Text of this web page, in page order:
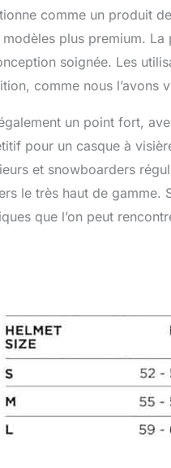
comme un produit
plus premium.
soignée. Les
comme nous l’avons
un point fort,
pour un casque à
et snowboarders
le très haut de
que l’on peut